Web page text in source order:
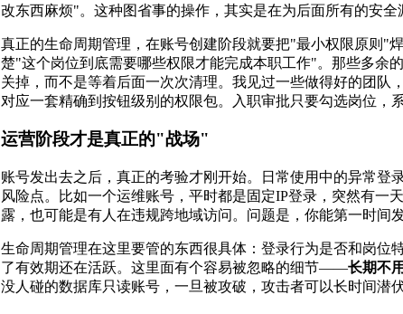
改东西麻烦"。这种图省事的操作，其实是在为后面所有的安全
真正的生命周期管理，在账号创建阶段就要把"最小权限原则"
楚"这个岗位到底需要哪些权限才能完成本职工作"。那些多余
关掉，而不是等着后面一次次清理。我见过一些做得好的团队
对应一套精确到按钮级别的权限包。入职审批只要勾选岗位，
运营阶段才是真正的"战场"
账号发出去之后，真正的考验才刚开始。日常使用中的异常登
风险点。比如一个运维账号，平时都是固定IP登录，突然有一
露，也可能是有人在违规跨地域访问。问题是，你能第一时间
生命周期管理在这里要管的东西很具体：登录行为是否和岗位
了有效期还在活跃。这里面有个容易被忽略的细节——长期不
没人碰的数据库只读账号，一旦被攻破，攻击者可以长时间潜